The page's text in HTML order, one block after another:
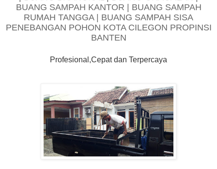
BUANG SAMPAH KANTOR | BUANG SAMPAH
RUMAH TANGGA | BUANG SAMPAH SISA
PENEBANGAN POHON KOTA CILEGON PROPINSI
BANTEN
Profesional,Cepat dan Terpercaya